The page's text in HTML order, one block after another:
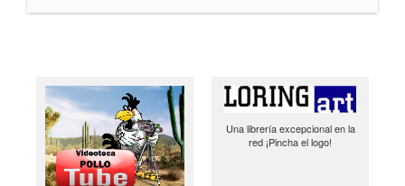
Una librería excepcional en la
red ¡Pincha el logo!